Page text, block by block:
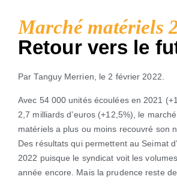
Marché matériels
Retour vers le
Par Tanguy Merrien, le 2 février 2022.
Avec 54 000 unités écoulées en 2021
2,7 milliards d’euros (+12,5%), le
matériels a plus ou moins recouvré son
Des résultats qui permettent au Seimat
2022 puisque le syndicat voit les
année encore. Mais la prudence reste de